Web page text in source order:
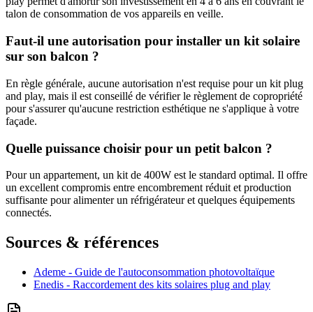
talon de consommation de vos appareils en veille.
Faut-il une autorisation pour installer un kit solaire
sur son balcon ?
En règle générale, aucune autorisation n'est requise pour un kit plug
and play, mais il est conseillé de vérifier le règlement de copropriété
pour s'assurer qu'aucune restriction esthétique ne s'applique à votre
façade.
Quelle puissance choisir pour un petit balcon ?
Pour un appartement, un kit de 400W est le standard optimal. Il offre
un excellent compromis entre encombrement réduit et production
suffisante pour alimenter un réfrigérateur et quelques équipements
connectés.
Sources & références
Ademe - Guide de l'autoconsommation photovoltaïque
Enedis - Raccordement des kits solaires plug and play